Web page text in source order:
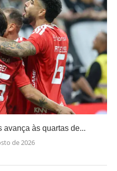
avança às quartas de...
de 2026